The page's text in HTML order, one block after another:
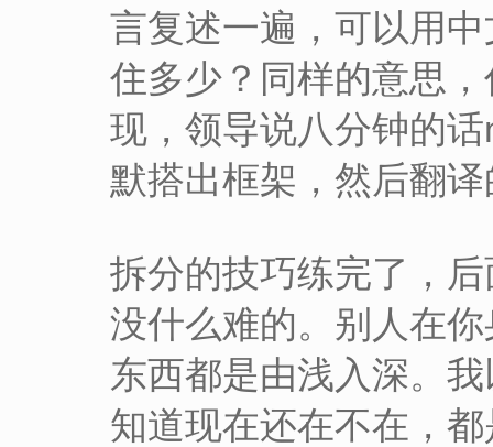
言复述一遍，可以用
住多少？同样的意思
现，领导说八分钟的
默搭出框架，然后翻
拆分的技巧练完了，
没什么难的。别人在
东西都是由浅入深。
知道现在还在不在，